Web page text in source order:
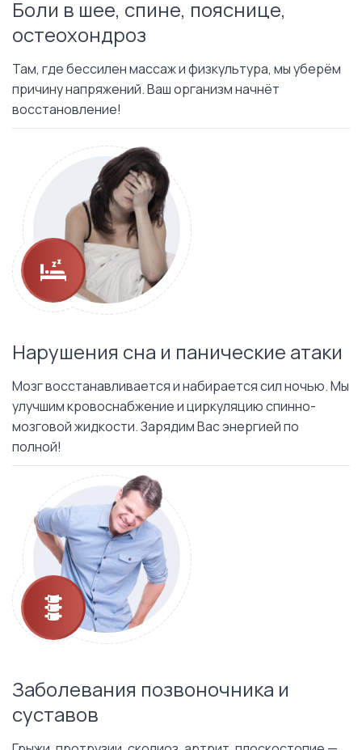
Боли в шее, спине, пояснице,
остеохондроз
Там, где бессилен массаж и физкультура, мы уберём
причину напряжений. Ваш организм начнёт
восстановление!
Нарушения сна и панические атаки
Мозг восстанавливается и набирается сил ночью. Мы
улучшим кровоснабжение и циркуляцию спинно-
мозговой жидкости. Зарядим Вас энергией по
полной!
Заболевания позвоночника и
суставов